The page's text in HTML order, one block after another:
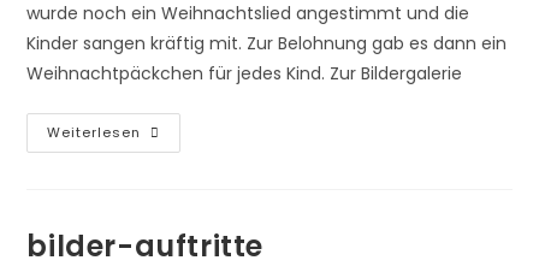
wurde noch ein Weihnachtslied angestimmt und die
Kinder sangen kräftig mit. Zur Belohnung gab es dann ein
Weihnachtpäckchen für jedes Kind. Zur Bildergalerie
Weiterlesen Weihnachtsfeier-
Tv-
bilder-auftritte